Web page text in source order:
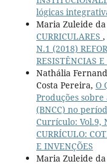
lógicas
Maria Zuleide
CURRICULARES ,
N.1 (2018)
RESISTÊNCIAS E
Nathália
Costa Pereira, O
Produções
(BNCC) no
Currículo: Vol.9,
CURRÍCULO:
E INVENÇÕES
Maria Zuleide